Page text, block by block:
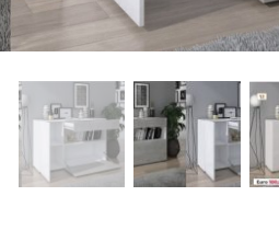
About Envato
Careers